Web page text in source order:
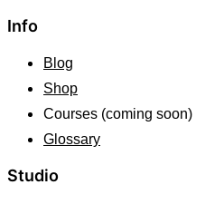
Info
Blog
Shop
Courses (coming soon)
Glossary
Studio